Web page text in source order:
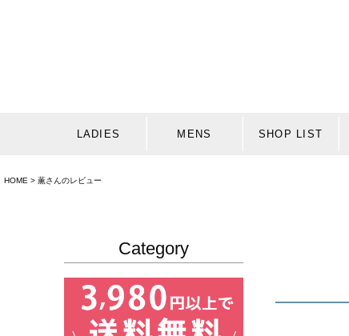
LADIES MENS SHOP LIST
HOME 薫さんのレビュー
Category